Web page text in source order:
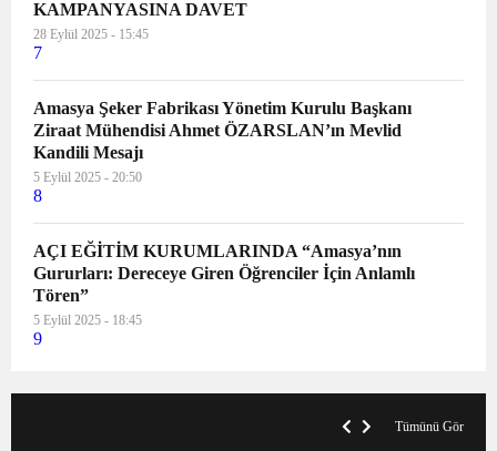
KAMPANYASINA DAVET
28 Eylül 2025 - 15:45
7
Amasya Şeker Fabrikası Yönetim Kurulu Başkanı
Ziraat Mühendisi Ahmet ÖZARSLAN’ın Mevlid
Kandili Mesajı
5 Eylül 2025 - 20:50
8
AÇI EĞİTİM KURUMLARINDA “Amasya’nın
Gururları: Dereceye Giren Öğrenciler İçin Anlamlı
Tören”
5 Eylül 2025 - 18:45
9
Tümünü Gör